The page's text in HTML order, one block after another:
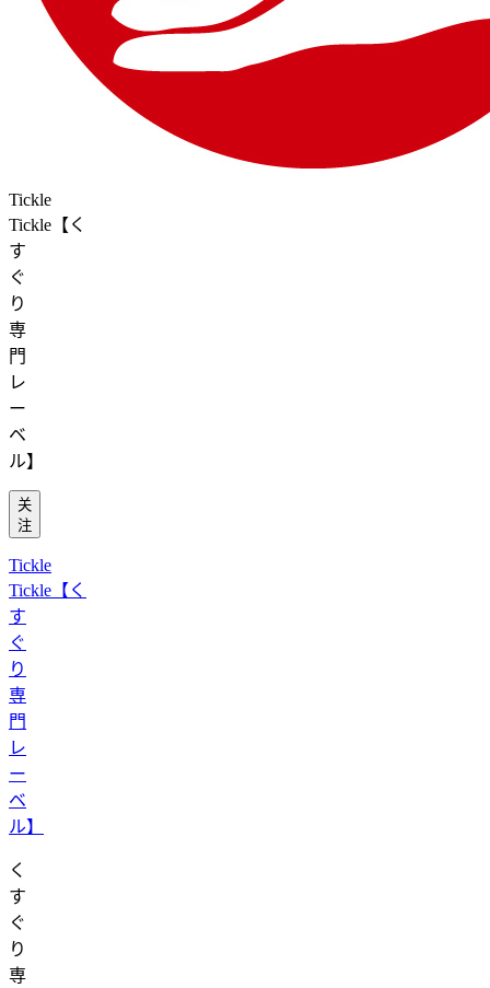
Tickle
Tickle【く
す
ぐ
り
専
門
レ
ー
ベ
ル】
关
注
Tickle
Tickle【く
す
ぐ
り
専
門
レ
ー
ベ
ル】
く
す
ぐ
り
専